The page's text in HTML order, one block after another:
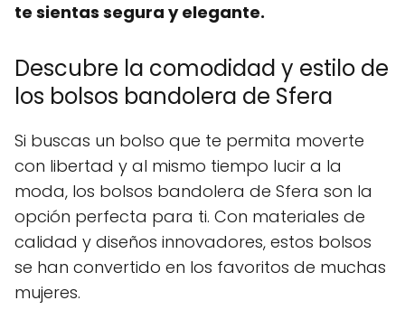
te sientas segura y elegante.
Descubre la comodidad y estilo de
los bolsos bandolera de Sfera
Si buscas un bolso que te permita moverte
con libertad y al mismo tiempo lucir a la
moda, los bolsos bandolera de Sfera son la
opción perfecta para ti. Con materiales de
calidad y diseños innovadores, estos bolsos
se han convertido en los favoritos de muchas
mujeres.